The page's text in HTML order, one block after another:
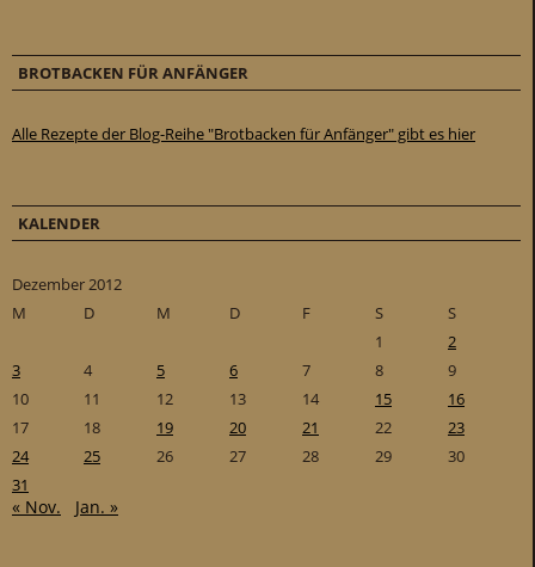
BROTBACKEN FÜR ANFÄNGER
Alle Rezepte der Blog-Reihe "Brotbacken für Anfänger" gibt es hier
KALENDER
Dezember 2012
M
D M D F S
S
1
2
3
4 5 6 7 8
9
10
11 12 13 14 15
16
17
18 19 20 21 22
23
24
25 26 27 28 29
30
31
« Nov. Jan. »